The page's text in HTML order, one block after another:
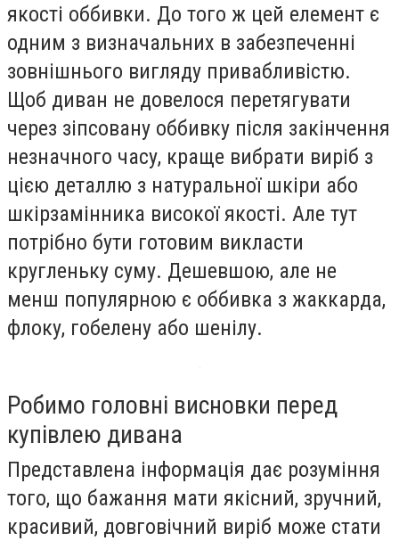
якості оббивки. До того ж цей елемент є
одним з визначальних в забезпеченні
зовнішнього вигляду привабливістю.
Щоб диван не довелося перетягувати
через зіпсовану оббивку після закінчення
незначного часу, краще вибрати виріб з
цією деталлю з натуральної шкіри або
шкірзамінника високої якості. Але тут
потрібно бути готовим викласти
кругленьку суму. Дешевшою, але не
менш популярною є оббивка з жаккарда,
флоку, гобелену або шенілу.
Робимо головні висновки перед
купівлею дивана
Представлена інформація дає розуміння
того, що бажання мати якісний, зручний,
красивий, довговічний виріб може стати